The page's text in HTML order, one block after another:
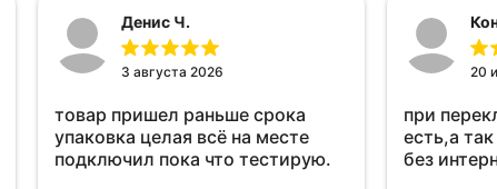
Денис Ч.
3 августа 2026
товар пришел раньше срока
упаковка целая всё на месте
подключил пока что тестирую.
20
при
есть,а
без